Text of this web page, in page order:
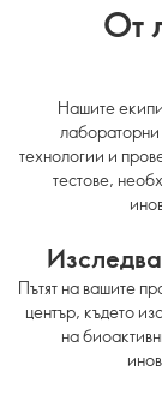
От
Нашите
лабораторни
технологии и
тестове,
Пътят на вашите
център, където
на